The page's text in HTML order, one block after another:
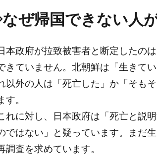
ぜ帰国できない人
本政府が拉致被害者と断定したの
きていません。北朝鮮は「生きて
以外の人は「死亡した」か「そも
す。
れに対し、日本政府は「死亡と説
ではない」と疑っています。まだ
調査を求めています。